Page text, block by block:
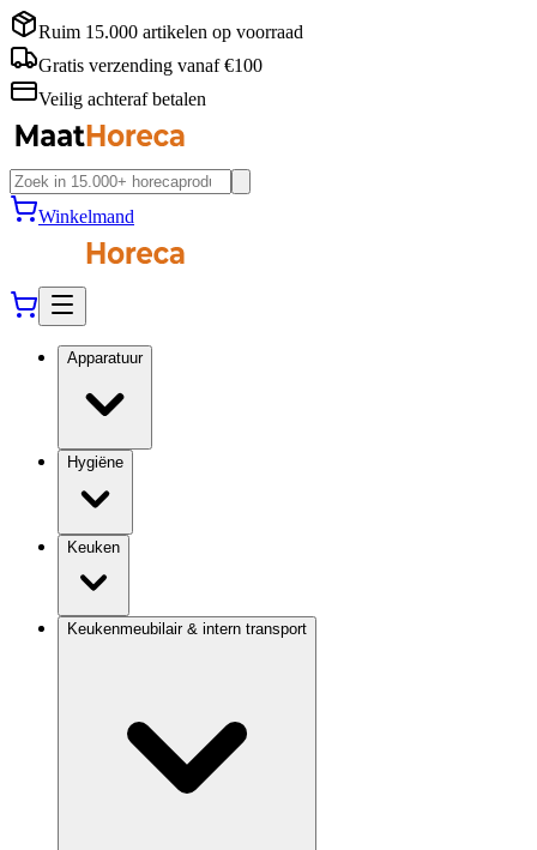
Ruim 15.000 artikelen op voorraad
Gratis verzending vanaf €100
Veilig achteraf betalen
Winkelmand
Apparatuur
Hygiëne
Keuken
Keukenmeubilair & intern transport